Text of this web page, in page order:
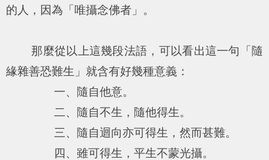
的人，因為「唯攝念佛者」。
那麼從以上這幾段法語，可以看出這一句「隨
緣雜善恐難生」就含有好幾種意義：
一、隨自他意。
二、隨自不生，隨他得生。
三、隨自迴向亦可得生，然而甚難。
四、雖可得生，平生不蒙光攝。